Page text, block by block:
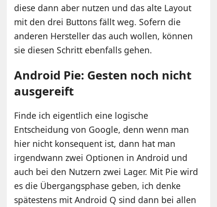
diese dann aber nutzen und das alte Layout
mit den drei Buttons fällt weg. Sofern die
anderen Hersteller das auch wollen, können
sie diesen Schritt ebenfalls gehen.
Android Pie: Gesten noch nicht
ausgereift
Finde ich eigentlich eine logische
Entscheidung von Google, denn wenn man
hier nicht konsequent ist, dann hat man
irgendwann zwei Optionen in Android und
auch bei den Nutzern zwei Lager. Mit Pie wird
es die Übergangsphase geben, ich denke
spätestens mit Android Q sind dann bei allen